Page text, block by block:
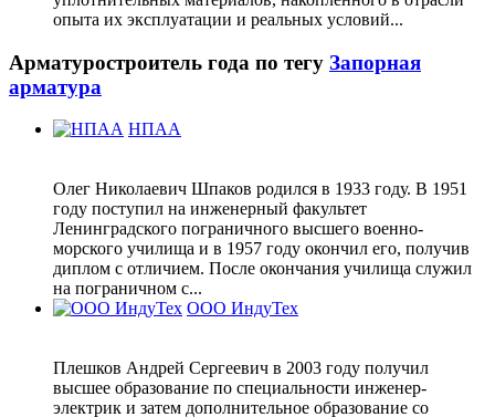
опыта их эксплуатации и реальных условий...
Арматуростроитель года по тегу Запорная
арматура
НПАА
Олег Николаевич Шпаков родился в 1933 году. В 1951
году поступил на инженерный факультет
Ленинградского пограничного высшего военно-
морского училища и в 1957 году окончил его, получив
диплом с отличием. После окончания училища служил
на пограничном с...
ООО ИндуТех
Плешков Андрей Сергеевич в 2003 году получил
высшее образование по специальности инженер-
электрик и затем дополнительное образование со